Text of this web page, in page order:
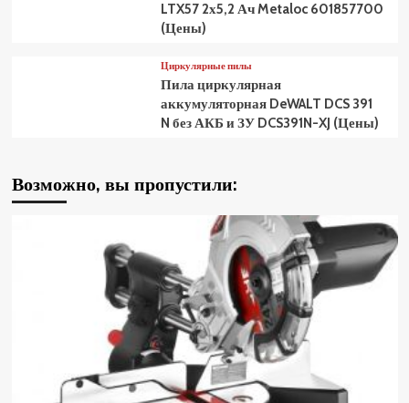
LTX57 2х5,2 Ач Metaloc 601857700
(Цены)
Циркулярные пилы
Пила циркулярная
аккумуляторная DeWALT DCS 391
N без АКБ и ЗУ DCS391N-XJ (Цены)
Возможно, вы пропустили: